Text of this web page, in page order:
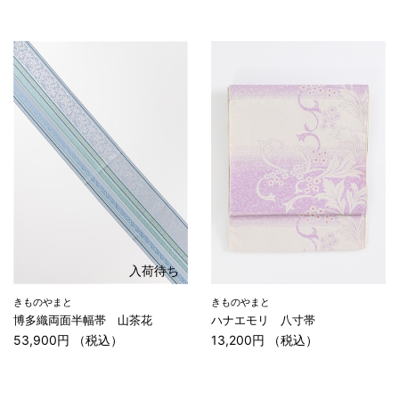
入荷待ち
きものやまと
博多織両面半幅帯 山茶花
53,900円 （税込）
きものやまと
ハナエモリ 八寸帯
13,200円 （税込）